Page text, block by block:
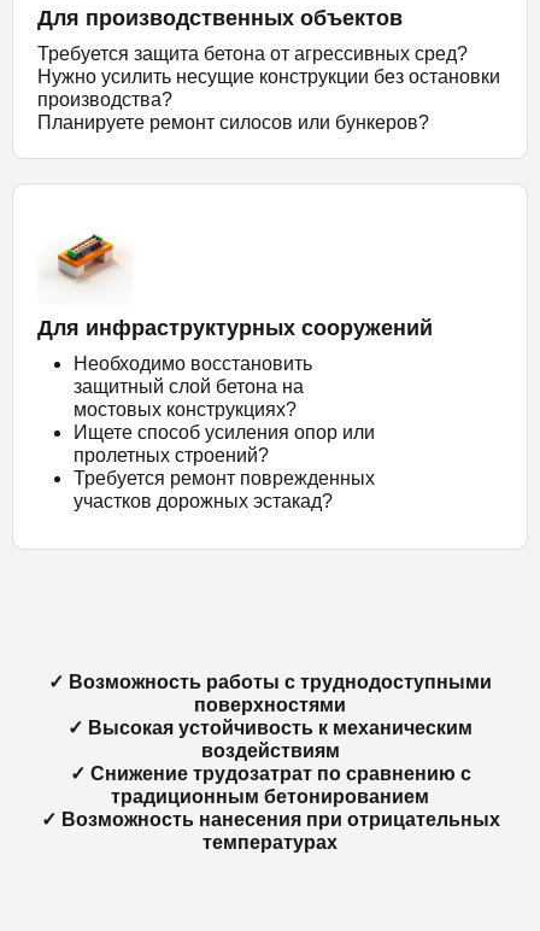
Для производственных объектов
Требуется защита бетона от агрессивных сред?
Нужно усилить несущие конструкции без остановки
производства?
Планируете ремонт силосов или бункеров?
Для инфраструктурных сооружений
Необходимо восстановить
защитный слой бетона на
мостовых конструкциях?
Ищете способ усиления опор или
пролетных строений?
Требуется ремонт поврежденных
участков дорожных эстакад?
✓ Возможность работы с труднодоступными
поверхностями
✓ Высокая устойчивость к механическим
воздействиям
✓ Снижение трудозатрат по сравнению с
традиционным бетонированием
✓ Возможность нанесения при отрицательных
температурах